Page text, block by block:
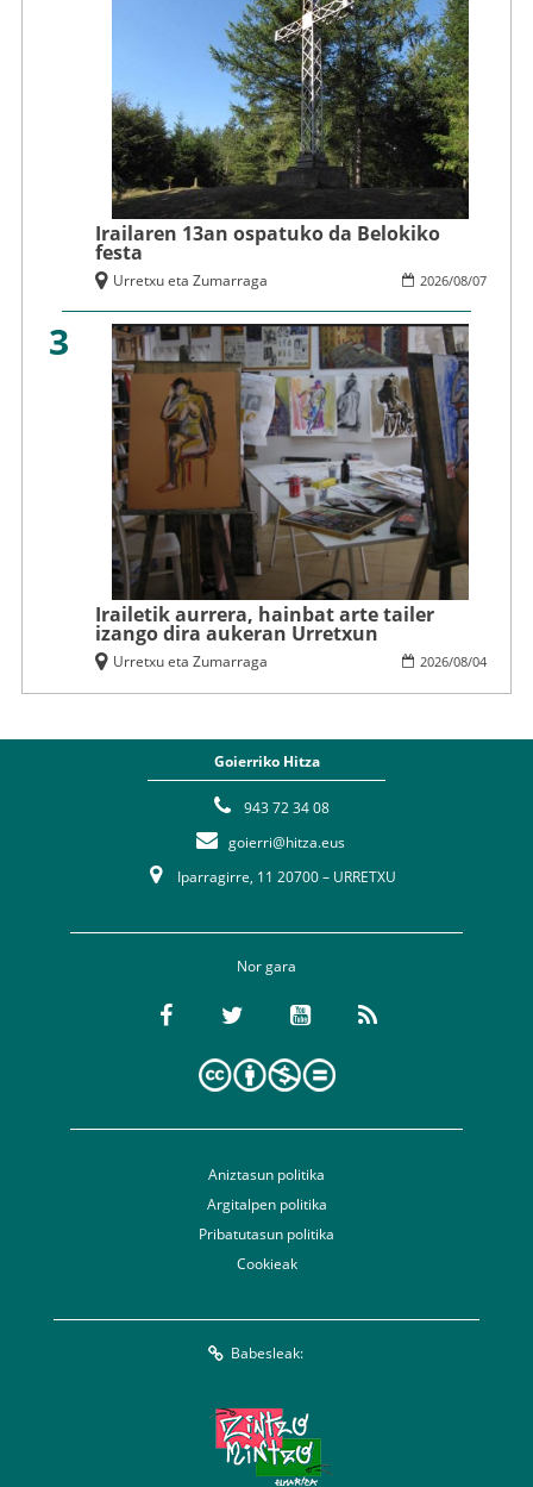
Irailaren 13an ospatuko da Belokiko
festa
2026/08/07
Urretxu eta Zumarraga
3
Irailetik aurrera, hainbat arte tailer
izango dira aukeran Urretxun
2026/08/04
Urretxu eta Zumarraga
Goierriko Hitza
943 72 34 08
goierri@hitza.eus
Iparragirre, 11 20700 – URRETXU
Nor gara
Aniztasun politika
Argitalpen politika
Pribatutasun politika
Cookieak
Babesleak: